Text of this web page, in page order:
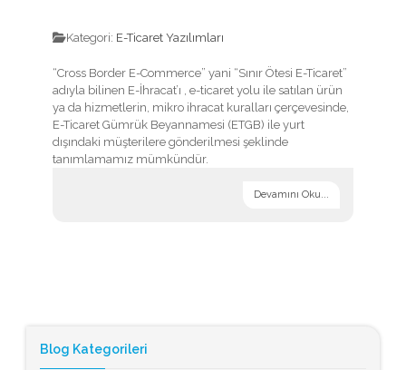
Kategori: E-Ticaret Yazılımları
“Cross Border E-Commerce” yani “Sınır Ötesi E-Ticaret”
adıyla bilinen E-İhracat’ı , e-ticaret yolu ile satılan ürün
ya da hizmetlerin, mikro ihracat kuralları çerçevesinde,
E-Ticaret Gümrük Beyannamesi (ETGB) ile yurt
dışındaki müşterilere gönderilmesi şeklinde
tanımlamamız mümkündür.
Devamını Oku...
Blog Kategorileri